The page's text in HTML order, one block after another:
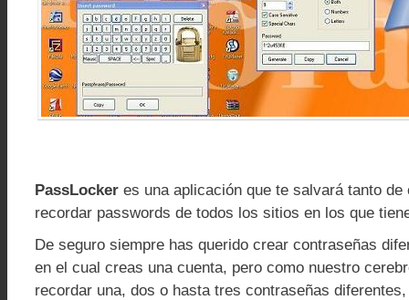
PassLocker es una aplicación que te salvará tanto de
recordar passwords de todos los sitios en los que
De seguro siempre has querido crear contraseñas
en el cual creas una cuenta, pero como nuestro
recordar una, dos o hasta tres contraseñas